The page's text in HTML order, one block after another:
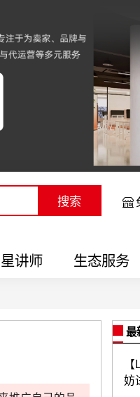
搜索
讲师 生态服务
最
妨